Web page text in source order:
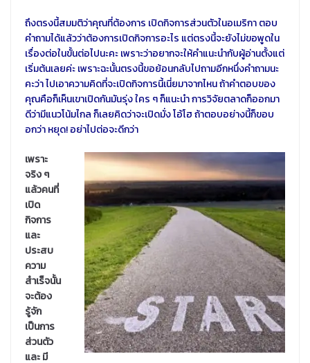
ถึงตรงนี้สมมติว่าคุณที่ต้องการ เปิดกิจการส่วนตัวในอเมริกา ตอบ
คำถามได้แล้วว่าต้องการเปิดกิจการอะไร แต่ตรงนี้จะยังไม่ขอพูดใน
เรื่องต่อในขั้นต่อไปนะคะ เพราะว่าอยากจะให้คำแนะนำกับผู้อ่านตั้งแต่
เริ่มต้นเลยค่ะ เพราะฉะนั้นตรงนี้ขอย้อนกลับไปถามอีกหนึ่งคำถามนะ
คะว่า ไปเอาความคิดที่จะเปิดกิจการนี้เนี่ยมาจากไหน ถ้าคำตอบของ
คุณคือก็เห็นเขาเปิดกันมันรุ่ง ใคร ๆ ก็แนะนำ การวิจัยตลาดก็ออกมา
ดีว่ามีแนวโน้มไกล ก็เลยคิดว่าจะเปิดมั่ง โอ้โฮ ถ้าตอบอย่างนี้ก็ขอบ
อกว่า หยุด! อย่าไปต่อจะดีกว่า
เพราะ
จริง ๆ
แล้วคนที่
เปิด
กิจการ
และ
ประสบ
ความ
สำเร็จนั้น
จะต้อง
รู้จัก
เป็นการ
ส่วนตัว
และ มี